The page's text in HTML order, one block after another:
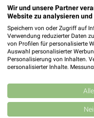
12,3
Wir und unsere Partner
Website zu analysieren
Speichern von oder Zugriff auf
Verwendung reduzierter Daten
von Profilen für personalisierte
Auswahl personalisierter
Personalisierung von Inhalten.
personalisierter Inhalte.
Kombinationen von Daten aus
Verbesserung der Angebote.
von Inhalten.
Daten können außerhalb der
USA gesendet werden.